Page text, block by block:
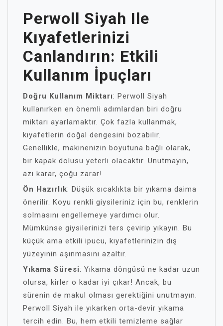
Perwoll Siyah Ile
Kıyafetlerinizi
Canlandırın: Etkili
Kullanım İpuçları
Doğru Kullanım Miktarı: Perwoll Siyah
kullanırken en önemli adımlardan biri doğru
miktarı ayarlamaktır. Çok fazla kullanmak,
kıyafetlerin doğal dengesini bozabilir.
Genellikle, makinenizin boyutuna bağlı olarak,
bir kapak dolusu yeterli olacaktır. Unutmayın,
azı karar, çoğu zarar!
Ön Hazırlık: Düşük sıcaklıkta bir yıkama daima
önerilir. Koyu renkli giysileriniz için bu, renklerin
solmasını engellemeye yardımcı olur.
Mümkünse giysilerinizi ters çevirip yıkayın. Bu
küçük ama etkili ipucu, kıyafetlerinizin dış
yüzeyinin aşınmasını azaltır.
Yıkama Süresi: Yıkama döngüsü ne kadar uzun
olursa, kirler o kadar iyi çıkar! Ancak, bu
sürenin de makul olması gerektiğini unutmayın.
Perwoll Siyah ile yıkarken orta-devir yıkama
tercih edin. Bu, hem etkili temizleme sağlar